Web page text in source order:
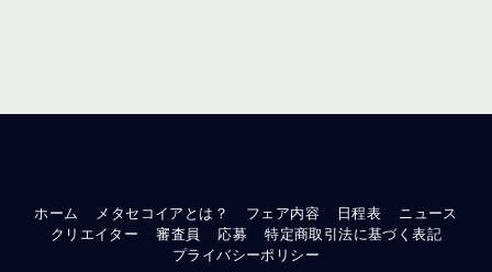
ホーム メタセコイアとは？ フェア内容 日程表
ニュース
クリエイター
審査員 応募
特定商取引法に基づく表記
プライバシーポリシー